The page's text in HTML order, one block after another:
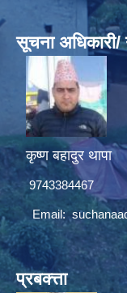
सूचना अधिकारी/
कृष्ण बहादुर थापा
9743384467
Email:
प्रबक्त्ता